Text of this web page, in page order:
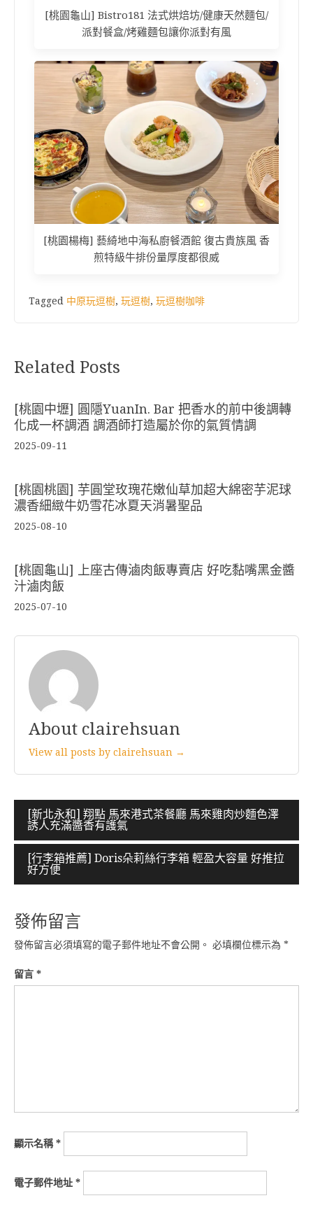
[桃園龜山] Bistro181 法式烘焙坊/健康天然麵包/
派對餐盒/烤雞麵包讓你派對有風
[桃園楊梅] 藝綺地中海私廚餐酒館 復古貴族風 香
煎特級牛排份量厚度都很威
Tagged 中原玩逗樹, 玩逗樹, 玩逗樹咖啡
Related Posts
[桃園中壢] 圓隱YuanIn. Bar 把香水的前中後調轉
化成一杯調酒 調酒師打造屬於你的氣質情調
2025-09-11
[桃園桃園] 芋圓堂玫瑰花嫩仙草加超大綿密芋泥球
濃香細緻牛奶雪花冰夏天消暑聖品
2025-08-10
[桃園龜山] 上座古傳滷肉飯專賣店 好吃黏嘴黑金醬
汁滷肉飯
2025-07-10
About clairehsuan
View all posts by clairehsuan →
文
章
導
覽
[新北永和] 翔點 馬來港式茶餐廳 馬來雞肉炒麵色澤
誘人充滿醬香有護氣
[行李箱推薦] Doris朵莉絲行李箱 輕盈大容量 好推拉
好方便
發佈留言
發佈留言必須填寫的電子郵件地址不會公開。 必填欄位標示為 *
留言 *
顯示名稱*
電子郵件地址 *